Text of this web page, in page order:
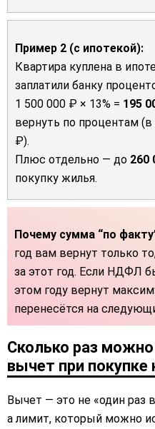
Пример 2 (с ипотекой):
Квартира куплена в
заплатили банку
1 500 000 ₽ × 13% = 195
вернуть по процентам
₽).
Плюс отдельно — до 260
покупку жилья.
Почему сумма “по
год вам вернут только
за этот год. Если НДФЛ
этом году вернут
перенесётся на
Сколько раз
вычет при покупке
Вычет — это не «один раз
а лимит, который можно